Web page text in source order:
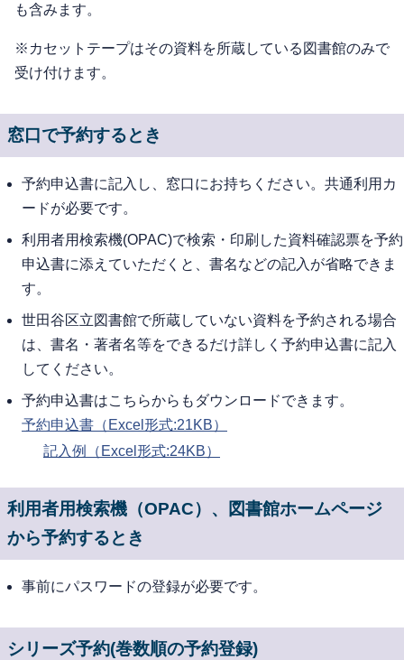
も含みます。
※カセットテープはその資料を所蔵している図書館のみで
受け付けます。
窓口で予約するとき
予約申込書に記入し、窓口にお持ちください。共通利用カ
ードが必要です。
利用者用検索機(OPAC)で検索・印刷した資料確認票を予約
申込書に添えていただくと、書名などの記入が省略できま
す。
世田谷区立図書館で所蔵していない資料を予約される場合
は、書名・著者名等をできるだけ詳しく予約申込書に記入
してください。
予約申込書はこちらからもダウンロードできます。
予約申込書（Excel形式:21KB）
記入例（Excel形式:24KB）
利用者用検索機（OPAC）、図書館ホームページ
から予約するとき
事前にパスワードの登録が必要です。
シリーズ予約(巻数順の予約登録)